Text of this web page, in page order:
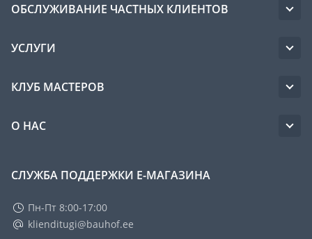
ОБСЛУЖИВАНИЕ ЧАСТНЫХ КЛИЕНТОВ
УСЛУГИ
КЛУБ МАСТЕРОВ
О НАС
СЛУЖБА ПОДДЕРЖКИ Е-МАГАЗИНА
Пн-Пт 8:00-17:00
klienditugi@bauhof.ee